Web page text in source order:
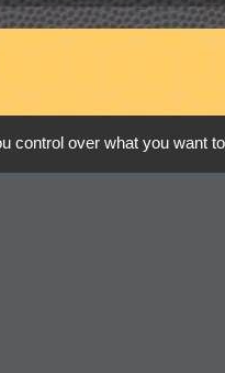
control over what you want